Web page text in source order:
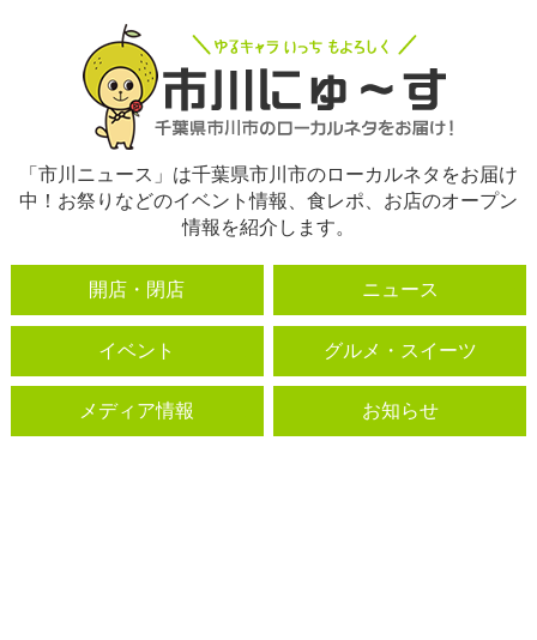
「市川ニュース」は千葉県市川市のローカルネタをお届け
中！お祭りなどのイベント情報、食レポ、お店のオープン
情報を紹介します。
開店・閉店 ニュース
イベント グルメ・スイーツ
メディア情報 お知らせ